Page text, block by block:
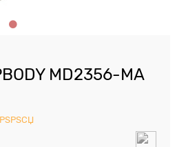
MD2356-MA